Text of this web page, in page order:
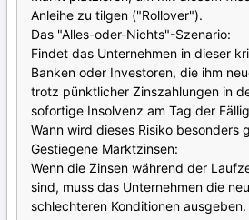
Anleihe zu tilgen ("Rollover").
Das "Alles-oder-Nichts"-Szenario:
Findet das Unternehmen in dieser
Banken oder Investoren, die ihm
trotz pünktlicher Zinszahlungen in
sofortige Insolvenz am Tag der
Wann wird dieses Risiko besonders
Gestiegene Marktzinsen:
Wenn die Zinsen während der
sind, muss das Unternehmen die
schlechteren Konditionen